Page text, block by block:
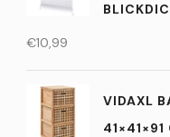
€10,99
VIDAXL